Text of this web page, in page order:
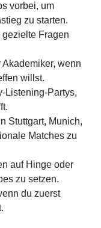
vorbei, um
zu starten.
Fragen
wenn
willst.
Listening-Partys,
Stuttgart, Munich,
Matches zu
auf Hinge oder
zu setzen.
du zuerst